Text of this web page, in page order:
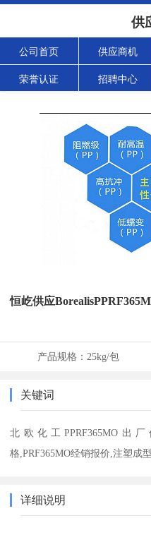
供
公司首页 供应商机
荣誉认证 招聘中心
恒屹供应
产品规格： 25kg/包
关键词
北欧化工PPRF365MO出厂
格,PRF365MO经销报价,注塑成
详细说明